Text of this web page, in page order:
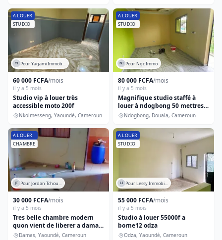
A LOUER
STUDIO
YI Pour Yagami Immob...
60 000 FCFA/mois
il y a 5 mois
Studio vip à louer très
accessible moto 200f
Nkolmesseng, Yaoundé, Cameroun
A LOUER
STUDIO
NI Pour Ngc Immo
80 000 FCFA/mois
il y a 5 mois
Magnifique studio staffé à
louer à ndogbong 50 mettres
de la route
Ndogbong, Douala, Cameroun
A LOUER
CHAMBRE
JT Pour Jordan Tchou...
30 000 FCFA/mois
il y a 5 mois
Tres belle chambre modern
quon vient de liberer a damas
sainte marie ezala a 7min de
Damas, Yaoundé, Cameroun
A LOUER
STUDIO
LI Pour Lessy Immobi...
55 000 FCFA/mois
il y a 5 mois
Studio à louer 55000f a
borne12 odza
Odza, Yaoundé, Cameroun